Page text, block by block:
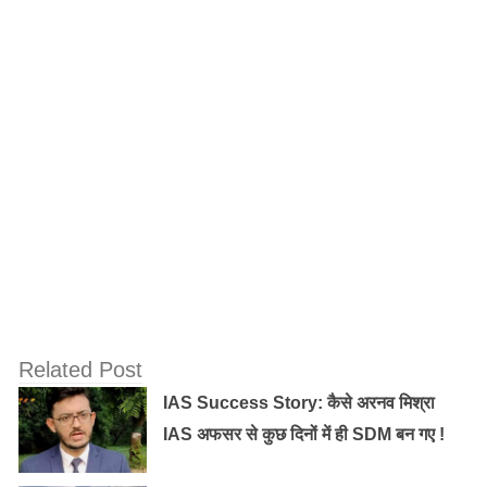
योरस्टोरी– बाजार में मौजूद सेवाओं से समजीरों अलग कैसे हैं?
आपकी खासियत क्या है।
Related Post
IAS Success Story: कैसे अरनव मिश्रा
IAS अफसर से कुछ दिनों में ही SDM बन गए !